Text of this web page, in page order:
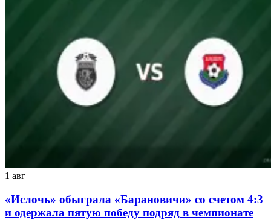
1 авг
«Ислочь» обыграла «Барановичи» со счетом 4:3
и одержала пятую победу подряд в чемпионате